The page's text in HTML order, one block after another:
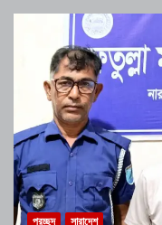
প্রচ্ছদ সারাদেশ